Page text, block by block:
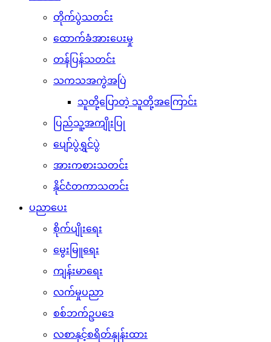
တိုက်ပွဲသတင်း
ထောက်ခံအားပေးမှု
တန်ပြန်သတင်း
သကသအကွဲအပြဲ
သူတို့ပြောတဲ့ သူတို့အကြောင်း
ပြည်သူ့အကျိုးပြု
ပျော်ပွဲရွှင်ပွဲ
အားကစားသတင်း
နိုင်ငံတကာသတင်း
ပညာပေး
စိုက်ပျိုးရေး
မွေးမြူရေး
ကျန်းမာရေး
လက်မှုပညာ
စစ်ဘက်ဥပဒေ
လစာနှင့်စရိတ်နှုန်းထား